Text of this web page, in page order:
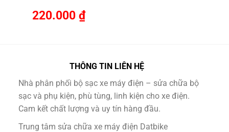
220.000 ₫
THÔNG TIN LIÊN HỆ
Nhà phân phối bộ sạc xe máy điện – sửa chữa bộ
sạc và phụ kiện, phù tùng, linh kiện cho xe điện.
Cam kết chất lượng và uy tín hàng đầu.
Trung tâm sửa chữa xe máy điện Datbike